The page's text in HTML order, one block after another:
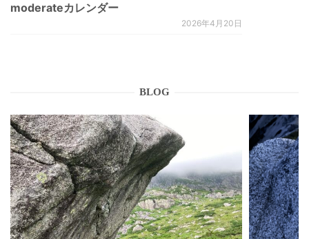
moderateカレンダー
2026年4月20日
BLOG